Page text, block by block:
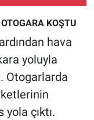
KOŞTU
hava
yoluyla
Otogarlarda
çıktı.